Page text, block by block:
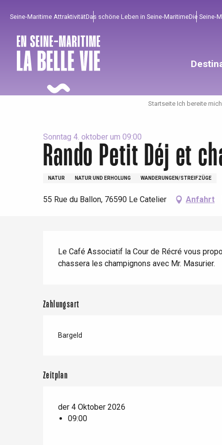
principal
Seine-Maritime AttraktivitätDas schöne Leben in Seine-MaritimeDie Seine-
Dieppe
Um zu profitieren
Die gesamte Agenda
Mit den Kindern
Unumgänglich
Trendige Orte
Aussicht
Gut aus der Heimat !
Aufenthalte am Meer
Fahrradaufenthalte
Startseite Ich bereite
Sonntag 4. oktober um 09:00
Rando Petit Déj et
NATUR NATUR UND ERHOLUNG WANDERUNGEN/STREIFZÜGE
55 Rue du Ballon, 76590 Le Catelier Anfahrt
Beschreibung
Le Café Associatif la Cour de Récré vous
chassera les champignons avec Mr. Masurier.
Zahlungsart
Bargeld
Zeitplan
der 4 Oktober 2026
09:00